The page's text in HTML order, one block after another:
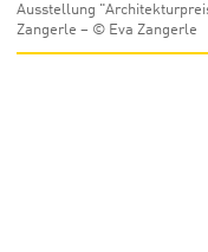
Ausstellung
Zangerle – © Eva Zangerle